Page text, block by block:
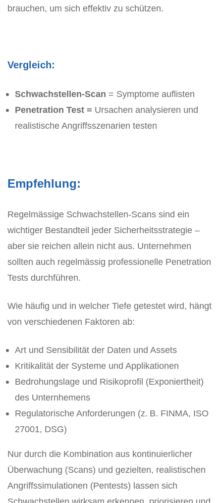
brauchen, um sich effektiv zu schützen.
Vergleich:
Schwachstellen-Scan = Symptome auflisten
Penetration Test = Ursachen analysieren und
realistische Angriffsszenarien testen
Empfehlung:
Regelmässige Schwachstellen-Scans sind ein
wichtiger Bestandteil jeder Sicherheitsstrategie –
aber sie reichen allein nicht aus. Unternehmen
sollten auch regelmässig professionelle Penetration
Tests durchführen.
Wie häufig und in welcher Tiefe getestet wird, hängt
von verschiedenen Faktoren ab:
Art und Sensibilität der Daten und Assets
Kritikalität der Systeme und Applikationen
Bedrohungslage und Risikoprofil (Exponiertheit)
des Unternhemens
Regulatorische Anforderungen (z. B. FINMA, ISO
27001, DSG)
Nur durch die Kombination aus kontinuierlicher
Überwachung (Scans) und gezielten, realistischen
Angriffssimulationen (Pentests) lassen sich